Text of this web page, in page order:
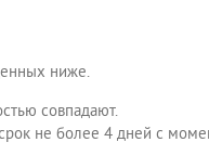
ниже.
совпадают.
не более 4 дней с